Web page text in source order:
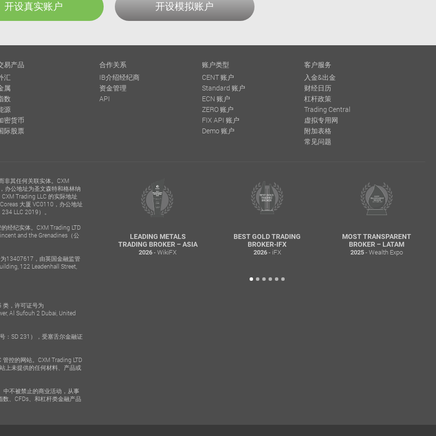
开设真实账户 开设模拟账户
易产品
汇
属
数
源
密货币
际股票
合作关系
IB介绍经纪商
资金管理
API
账户类型
CENT 账户
Standard 账户
ECN 账户
ZERO 账户
FIX API 账户
Demo 账户
客户服务
入金&出金
财经日历
杠杆政策
Trading Central
虚拟专用网
附加表格
常见问题
非其任何关联实体。CXM
办公地址为圣文森特和格林纳
Trading LLC 的实际地址
大厦 VC0110，办公地址
LLC 2019）。
经纪实体。CXM Trading LTD
and the Grenadines（公
13407617，由英国金融监管
122 Leadenhall Street,
类，许可证号为
Al Sufouh 2 Dubai, United
：SD 231），受塞舌尔金融证
控的网站。CXM Trading LTD
上未提供的任何材料、产品或
中不被禁止的商业活动，从事
、CFDs、和杠杆类金融产品
BEST TRADING
LEADING METALS
TRADING BROKER – ASIA
2026 - WikiFX
BEST GOLD TRADING
BROKER-IFX
2026- iFX
MOST TRANSPARENT
BROKER – LATAM
2025 - Wealth Expo